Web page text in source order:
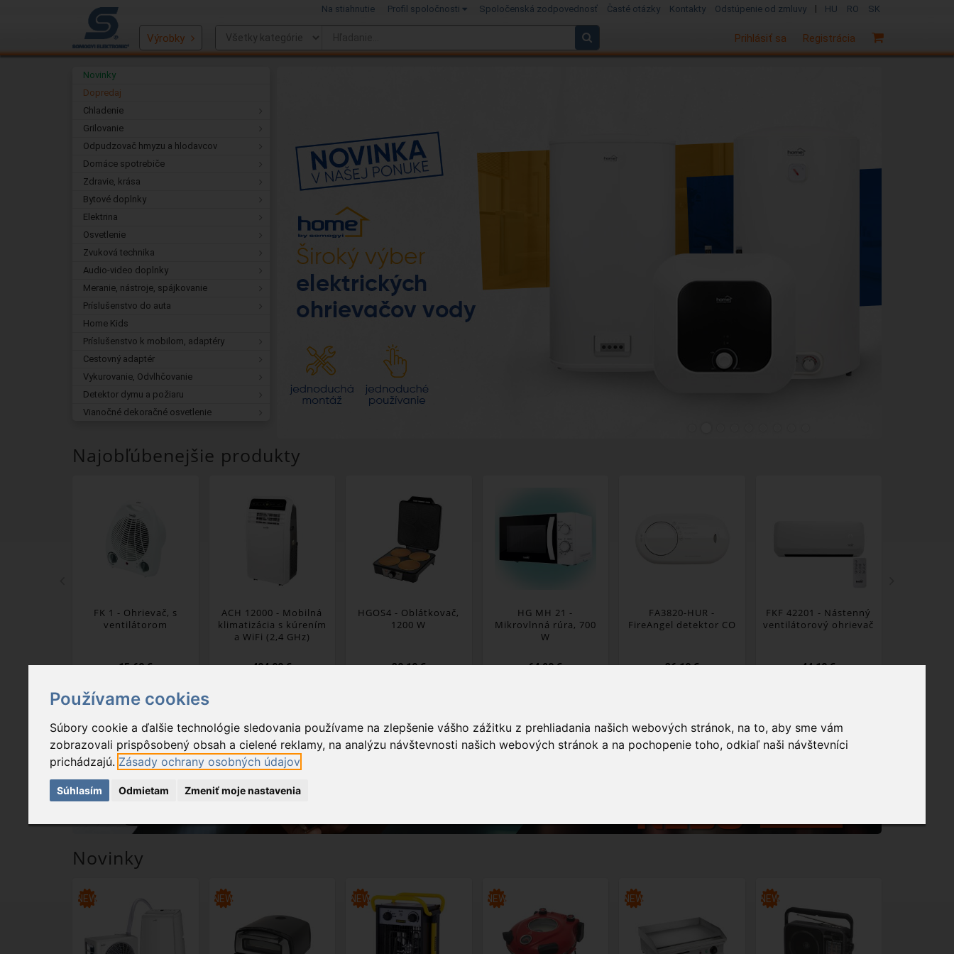
Používame cookies
Súbory cookie a ďalšie technológie sledovania používame na zlepšenie vášho zážitku z prehliadania našich webových stránok, na to, aby sme vám
zobrazovali prispôsobený obsah a cielené reklamy, na analýzu návštevnosti našich webových stránok a na pochopenie toho, odkiaľ naši návštevníci
prichádzajú. Zásady ochrany osobných údajov
Súhlasím Odmietam Zmeniť moje nastavenia
Na stiahnutie Profil spoločnosti Spoločenská zodpovednosť Časté otázky Kontakty Odstúpenie od zmluvy | HU RO SK
Registrácia
Prihlásiť sa
Výrobky
Novinky
Dopredaj
Chladenie
Grilovanie
Odpudzovač hmyzu a hlodavcov
Domáce spotrebiče
Zdravie, krása
Bytové doplnky
Elektrina
Osvetlenie
Zvuková technika
Audio-video doplnky
Meranie, nástroje, spájkovanie
Príslušenstvo do auta
Home Kids
Príslušenstvo k mobilom, adaptéry
Cestovný adaptér
Vykurovanie, Odvlhčovanie
Detektor dymu a požiaru
Vianočné dekoračné osvetlenie
Najobľúbenejšie produkty
FK 1 - Ohrievač, s
ventilátorom
15,69 €
ACH 12000 - Mobilná
klimatizácia s kúrením
a WiFi (2,4 GHz)
404,90 €
HGOS4 - Oblátkovač,
1200 W
39,19 €
HG MH 21 -
Mikrovlnná rúra, 700
W
64,29 €
FA3820-HUR -
FireAngel detektor CO
36,19 €
FKF 42201 - Nástenný
ventilátorový ohrievač
44,19 €
Novinky
NEW NEW NEW NEW NEW NEW